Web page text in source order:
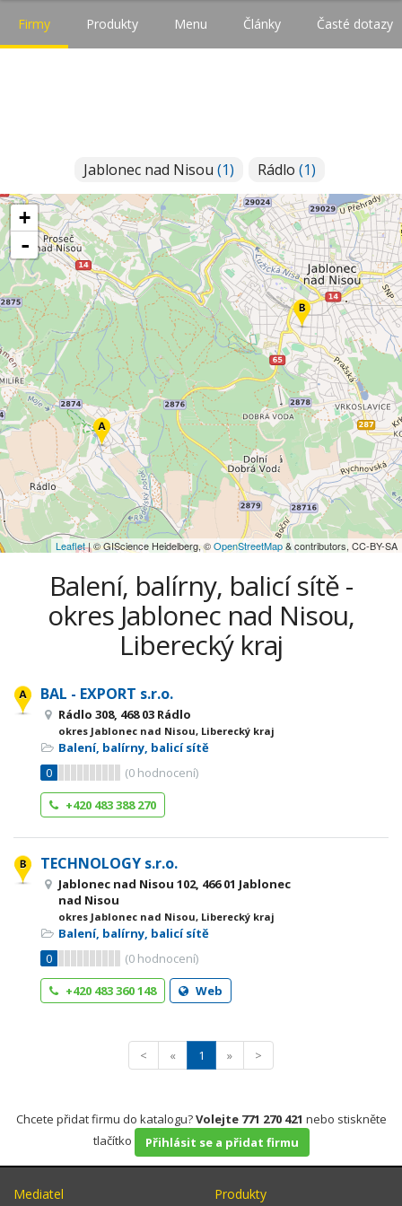
Firmy Produkty Menu Články Časté dotazy
Jablonec nad Nisou (1) Rádlo (1)
+
-
Leaflet| © GIScience Heidelberg, ©OpenStreetMap& contributors, CC-BY-SA
Balení, balírny, balicí sítě -
okres Jablonec nad Nisou,
Liberecký kraj
BAL - EXPORT s.r.o.
Rádlo 308, 468 03 Rádlo
okres Jablonec nad Nisou, Liberecký kraj
Balení, balírny, balicí sítě
0
(0 hodnocení)
+420 483 388 270
TECHNOLOGY s.r.o.
Jablonec nad Nisou 102, 466 01 Jablonec
nad Nisou
okres Jablonec nad Nisou, Liberecký kraj
Balení, balírny, balicí sítě
0
(0 hodnocení)
+420 483 360 148
Web
< « 1 » >
Chcete přidat firmu do katalogu?Volejte 771 270 421 nebo stiskněte
tlačítko
Přihlásit se a přidat firmu
Mediatel Produkty